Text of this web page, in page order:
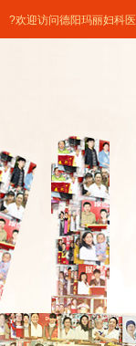
?欢迎访问德阳玛丽妇科